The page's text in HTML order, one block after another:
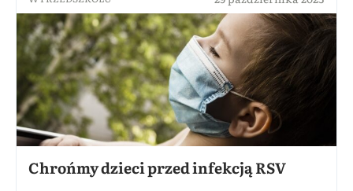
Chrońmy dzieci przed infekcją RSV